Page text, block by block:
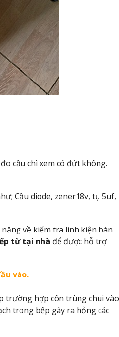
cầu chì xem có đứt không.
Cầu diode, zener18v, tụ 5uf,
về kiểm tra linh kiện bán
từ tại nhà để được hỗ trợ
vào.
trường hợp côn trùng chui vào
trong bếp gây ra hỏng các